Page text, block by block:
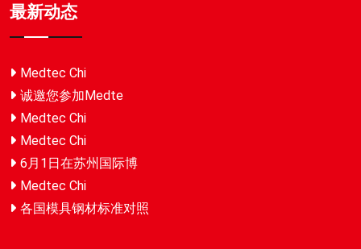
最新动态
Medtec Chi
诚邀您参加Medte
Medtec Chi
Medtec Chi
6月1日在苏州国际博
Medtec Chi
各国模具钢材标准对照